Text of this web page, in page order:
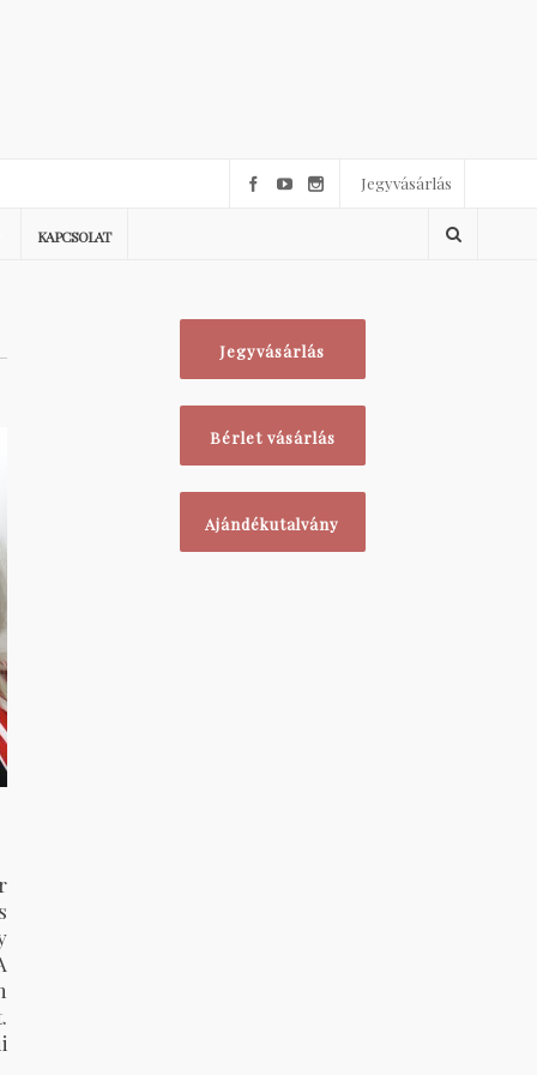
Jegyvásárlás
KAPCSOLAT
Jegyvásárlás
Bérlet vásárlás
Ajándékutalvány